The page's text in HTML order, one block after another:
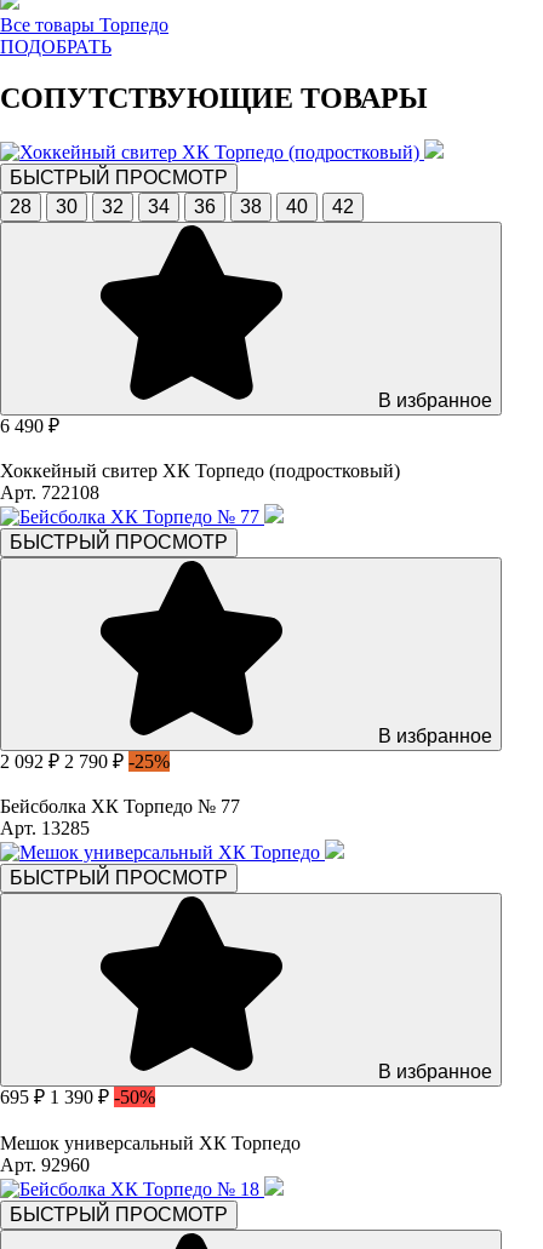
Все товары Торпедо
ПОДОБРАТЬ
СОПУТСТВУЮЩИЕ ТОВАРЫ
БЫСТРЫЙ ПРОСМОТР
28
30 32 34 36 38 40 42
В избранное
6 490 ₽
Хоккейный свитер ХК Торпедо (подростковый)
Арт. 722108
БЫСТРЫЙ ПРОСМОТР
В избранное
2 092 ₽ 2 790 ₽ -25%
Бейсболка ХК Торпедо № 77
Арт. 13285
БЫСТРЫЙ ПРОСМОТР
В избранное
695 ₽ 1 390 ₽ -50%
Мешок универсальный ХК Торпедо
Арт. 92960
БЫСТРЫЙ ПРОСМОТР